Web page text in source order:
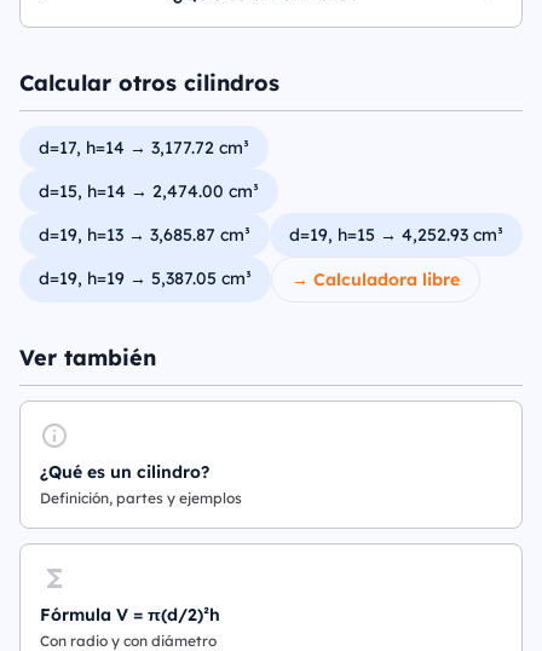
Calcular otros cilindros
d=17, h=14 → 3,177.72 cm³
d=15, h=14 → 2,474.00 cm³
d=19, h=13 → 3,685.87 cm³
d=19, h=15 → 4,252.93 cm³
d=19, h=19 → 5,387.05 cm³
→ Calculadora libre
Ver también
¿Qué es un cilindro?
Definición, partes y ejemplos
Fórmula V = π(d/2)²h
Con radio y con diámetro